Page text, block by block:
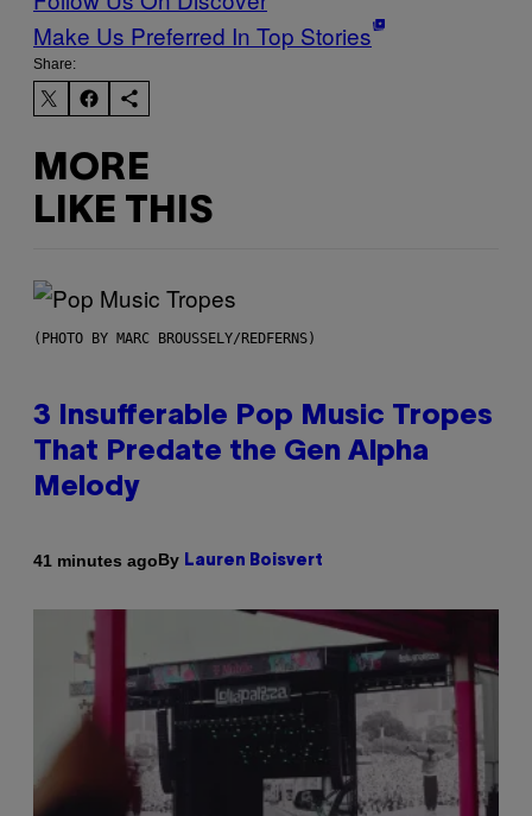
Make Us Preferred In Top Stories
Share:
MORE
LIKE THIS
(PHOTO BY MARC BROUSSELY/REDFERNS)
3 Insufferable Pop Music Tropes
That Predate the Gen Alpha
Melody
41 minutes agoBy Lauren Boisvert